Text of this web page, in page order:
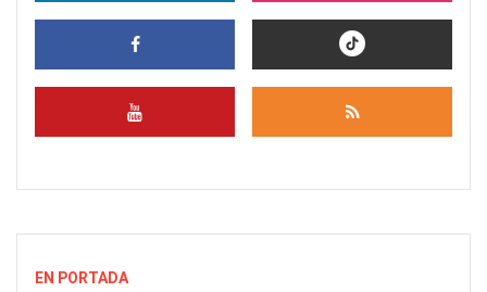
EN PORTADA